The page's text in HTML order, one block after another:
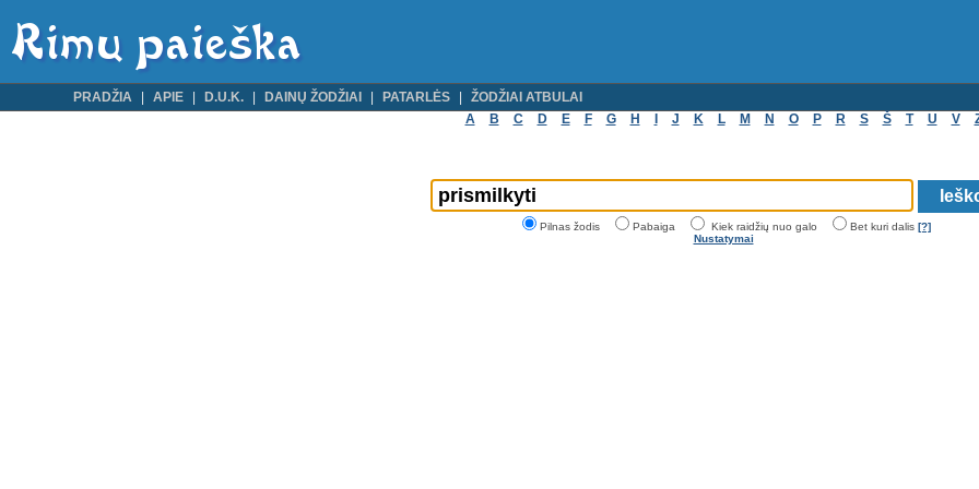
PRADŽIA APIE D.U.K. DAINŲ ŽODŽIAI PATARLĖS
ŽODŽIAI ATBULAI
A
B C D E F G H J K L M N O P R S Š T U V
Pilnas žodis Pabaiga Kiek raidžių nuo galo Bet kuri dalis [?]
Nustatymai